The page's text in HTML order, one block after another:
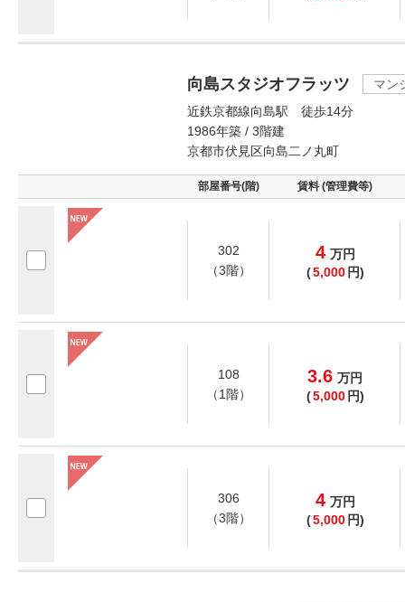
向島スタジオフラッツ
マン
近鉄京都線向島駅 徒歩14分
1986年築 / 3階建
京都市伏見区向島二ノ丸町
部屋番号(階) 賃料 (管理費等)
302
（3階）
4 万円
(5,000 円)
108
（1階）
3.6 万円
(5,000 円)
306
（3階）
4 万円
(5,000 円)